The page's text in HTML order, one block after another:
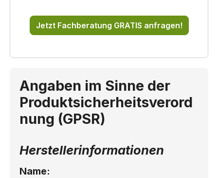
Jetzt Fachberatung GRATIS anfragen!
Angaben im Sinne der
Produktsicherheitsverord
nung (GPSR)
Herstellerinformationen
Name: